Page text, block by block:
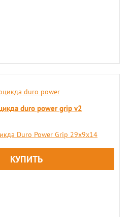
duro power grip v2
Duro Power Grip 29x9x14